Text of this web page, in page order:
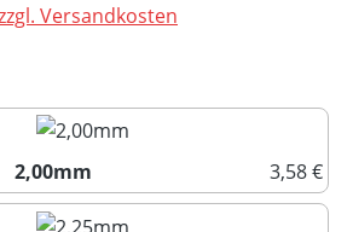
Versandkosten
2,00mm
3,58 €
2,00mm